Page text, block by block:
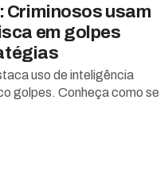
Criminosos usam
em golpes
uso de inteligência
golpes. Conheça como se